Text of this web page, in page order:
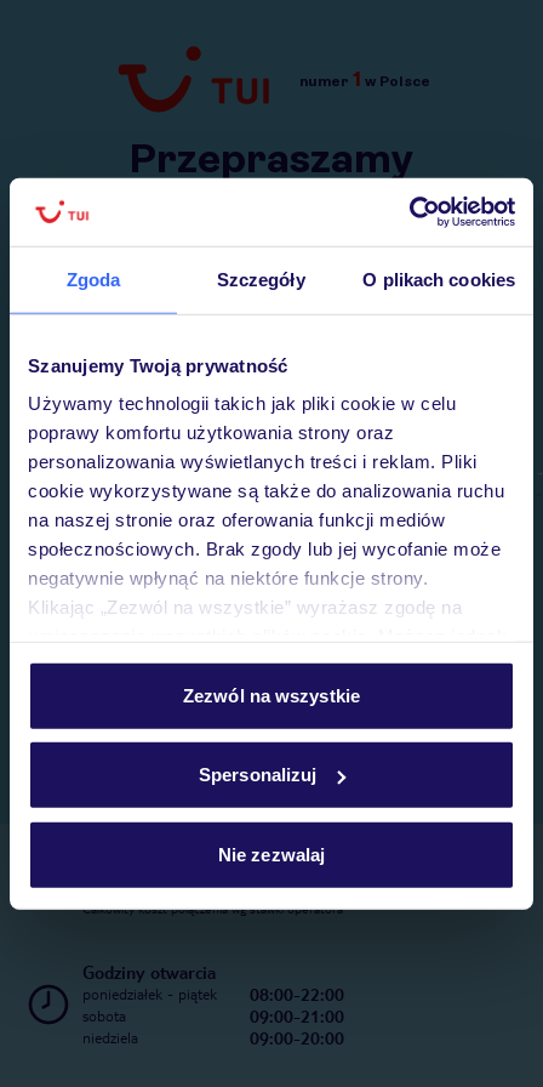
Zgoda Szczegóły O plikach cookies
Szanujemy Twoją prywatność
Używamy technologii takich jak pliki cookie w celu
poprawy komfortu użytkowania strony oraz
personalizowania wyświetlanych treści i reklam. Pliki
cookie wykorzystywane są także do analizowania ruchu
na naszej stronie oraz oferowania funkcji mediów
społecznościowych. Brak zgody lub jej wycofanie może
negatywnie wpłynąć na niektóre funkcje strony.
Klikając „Zezwól na wszystkie” wyrażasz zgodę na
personalizować swój wybór wchodząc w zakładkę
Szczegółowe informacje o plikach cookie znajdziesz
Zezwól na wszystkie
Spersonalizuj
Nie zezwalaj
Przejdź do TUI.pl
numer 1 w Polsce
Przepraszamy
Wysłaliśmy nasz serwis na krótkie wakacje.
Telefoniczne Centrum Rezerwacji
22 270 31 20
Całkowity koszt połączenia wg stawki operatora
Godziny otwarcia
poniedziałek - piątek 08:00-22:00
sobota 09:00-21:00
niedziela 09:00-20:00